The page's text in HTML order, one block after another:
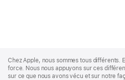
Footer
Chez Apple, nous sommes tous différents.
force. Nous nous appuyons sur ces
sur ce que nous avons vécu et sur notre